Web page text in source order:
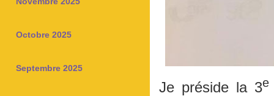
Octobre 2025
Septembre 2025
Je préside la 3e